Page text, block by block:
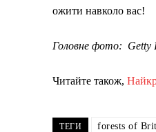
ожити навколо вас!
Головне фото: Getty
Читайте також,
ТЕГИ forests of